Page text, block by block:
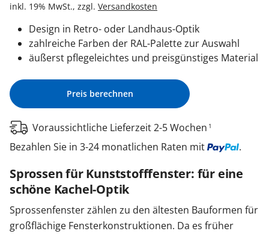
Kontakt / Hilfe
inkl. 19% MwSt., zzgl. Versandkosten
Design in Retro- oder Landhaus-Optik
zahlreiche Farben der RAL-Palette zur Auswahl
äußerst pflegeleichtes und preisgünstiges Material
Preis berechnen
Voraussichtliche Lieferzeit 2-5 Wochen 1
Bezahlen Sie in 3-24 monatlichen Raten mit .
Sprossen für Kunststofffenster: für eine
schöne Kachel-Optik
Sprossenfenster zählen zu den ältesten Bauformen für
großflächige Fensterkonstruktionen. Da es früher